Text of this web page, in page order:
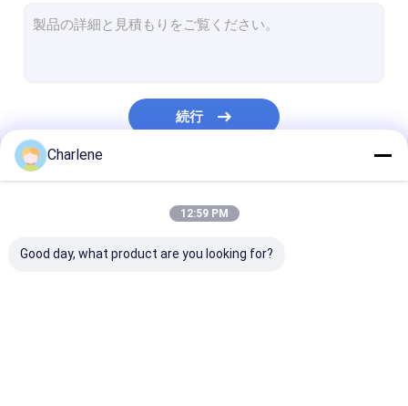
続行
Charlene
12:59 PM
Good day, what product are you looking for?